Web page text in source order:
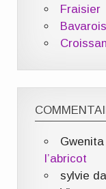
Fraisier
Gwenita
l’abricot
sylvie